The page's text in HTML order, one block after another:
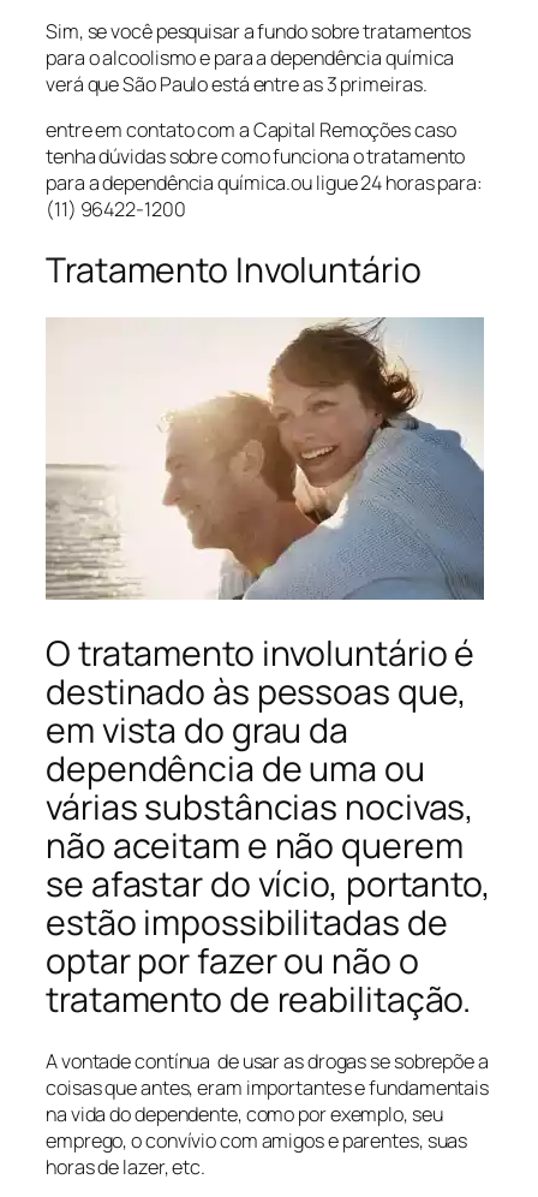
Sim, se você pesquisar a fundo sobre tratamentos
para o alcoolismo e para a dependência química
verá que São Paulo está entre as 3 primeiras.
entre em contato com a Capital Remoções caso
tenha dúvidas sobre como funciona o tratamento
para a dependência química.ou ligue 24 horas para:
(11) 96422-1200
Tratamento Involuntário
O tratamento involuntário é
destinado às pessoas que,
em vista do grau da
dependência de uma ou
várias substâncias nocivas,
não aceitam e não querem
se afastar do vício, portanto,
estão impossibilitadas de
optar por fazer ou não o
tratamento de reabilitação.
A vontade contínua de usar as drogas se sobrepõe a
coisas que antes, eram importantes e fundamentais
na vida do dependente, como por exemplo, seu
emprego, o convívio com amigos e parentes, suas
horas de lazer, etc.